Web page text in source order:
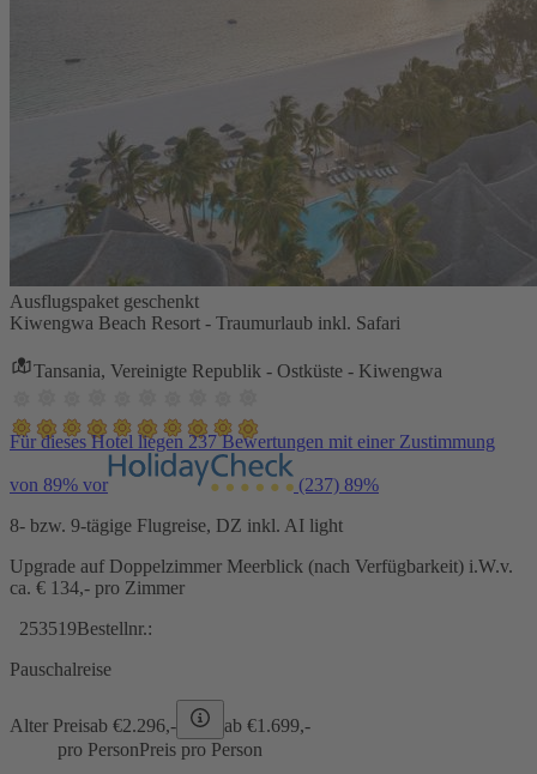
Ausflugspaket geschenkt
Kiwengwa Beach Resort - Traumurlaub inkl. Safari
Tansania, Vereinigte Republik - Ostküste - Kiwengwa
Für dieses Hotel liegen 237 Bewertungen mit einer Zustimmung
von 89% vor (237) 89%
8- bzw. 9-tägige Flugreise, DZ inkl. AI light
Upgrade auf Doppelzimmer Meerblick (nach Verfügbarkeit) i.W.v.
ca. € 134,- pro Zimmer
253519Bestellnr.:
Pauschalreise
Alter Preisab €2.296,- ab €1.699,-
pro PersonPreis pro Person